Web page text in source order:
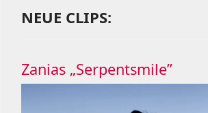
NEUE CLIPS:
Zanias „Serpentsmile”